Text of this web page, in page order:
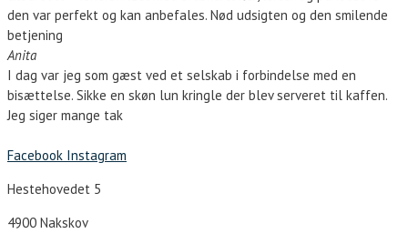
den var perfekt og kan anbefales. Nød udsigten og den smilende
betjening
Anita
I dag var jeg som gæst ved et selskab i forbindelse med en
bisættelse. Sikke en skøn lun kringle der blev serveret til kaffen.
Jeg siger mange tak
Facebook Instagram
Hestehovedet 5
4900 Nakskov